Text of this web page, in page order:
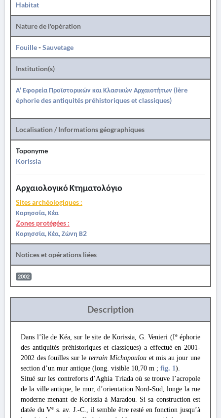
Habitat
Nature de l'opération
Fouille-Sauvetage
Institution(s)
Α' Εφορεία Προϊστορικών και Κλασικών Αρχαιοτήτων (Ière
éphorie des antiquités préhistoriques et classiques)
Localisation / Informations géographiques
Toponyme
Korissia
Αρχαιολογικό Κτηματολόγιο
Sites archéologiques :
Κορησσία, Κέα
Zones protégées :
Κορησσία, Κέα, Ζώνη Β2
Notices et opérations liées
2002
Description
Dans l’île de Kéa, sur le site de Korissia, G. Venieri (Ieéphorie
des antiquités préhistoriques et classiques) a effectué en 2001-
2002 des fouilles sur le terrain Michopoulou et mis au jour une
section d’un mur antique (long. visible 10,70 m ; fig. 1).
Situé sur les contreforts d’Aghia Triada où se trouve l’acropole
de la ville antique, le mur, d’orientation Nord-Sud, longe la rue
moderne menant de Korissia à Maradou. Si sa construction est
datée du Ve s. av. J.-C., il semble être resté en fonction jusqu’à